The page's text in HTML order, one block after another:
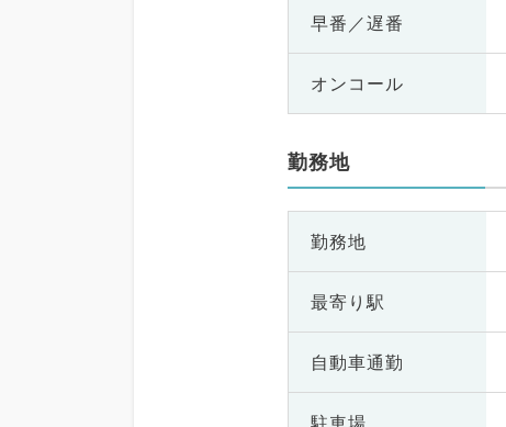
早番／遅番
オンコール
勤務地
勤務地
最寄り駅
自動車通勤
駐車場